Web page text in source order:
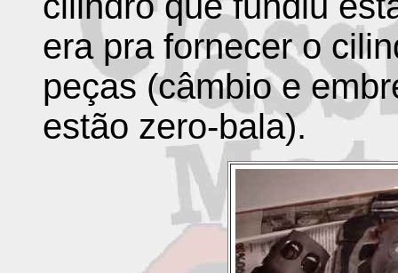
era pra fornecer o
peças (câmbio e
estão zero-bala).